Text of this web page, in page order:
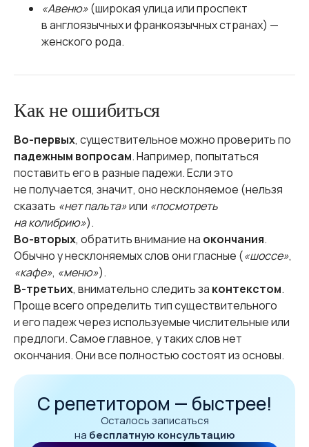
«Авеню»(широкая улица или проспект
в англоязычных и франкоязычных странах) —
женского рода.
Как не ошибиться
Во-первых, существительное можно проверить по
падежным вопросам. Например, попытаться
поставить его в разные падежи. Если это
не получается, значит, оно несклоняемое (нельзя
сказать «нет пальта»или «посмотреть
на колибрию»).
Во-вторых, обратить внимание на окончания.
Обычно у несклоняемых слов они гласные («шоссе»,
«кафе», «меню»).
В-третьих, внимательно следить за контекстом.
Проще всего определить тип существительного
и его падеж через используемые числительные или
предлоги. Самое главное, у таких слов нет
окончания. Они все полностью состоят из основы.
С репетитором — быстрее!
Осталось записаться
на бесплатную консультацию